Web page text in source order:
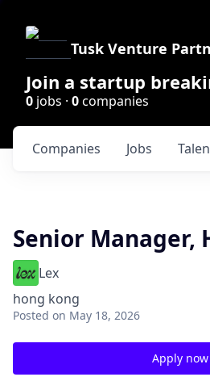
Tusk Venture
Join a startup
0 jobs · 0companies
Jobs
Companies
Senior Manager,
Lex
hong kong
Posted on May 18, 2026
Apply now